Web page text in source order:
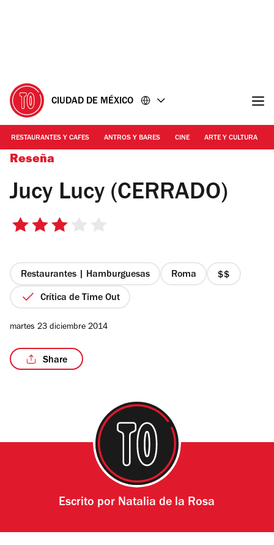
CIUDAD DE MÉXICO
RESTAURANTES Y CAFES ANTROS Y BARES CINE ARTE Y CULTURA
Reseña
Jucy Lucy (CERRADO)
3
estrellas
Restaurantes | Hamburguesas Roma
precio
Crítica de Time Out
martes 23 diciembre 2014
Share
Escrito por Natalia de la Rosa